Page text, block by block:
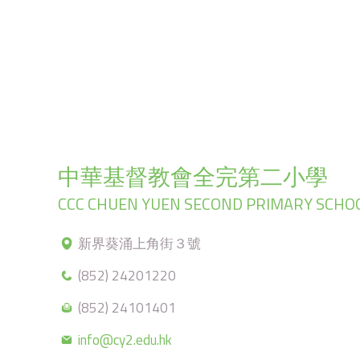
中華基督教會全完第二小學
CCC CHUEN YUEN SECOND PRIMARY
新界葵涌上角街３號
(852) 24201220
(852) 24101401
info@cy2.edu.hk